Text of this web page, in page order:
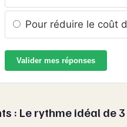
Pour réduire le coût
Valider mes réponses
: Le rythme idéal de